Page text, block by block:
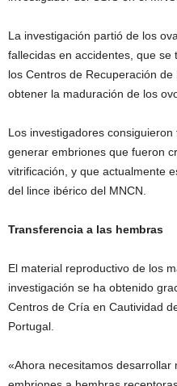
La investigación partió de los
fallecidas en accidentes, que
los Centros de Recuperación
obtener la maduración de los
Los investigadores
generar embriones que fueron
vitrificación, y que actualmente
del lince ibérico del MNCN.
Transferencia a las hembras
El material reproductivo de los
investigación se ha obtenido
Centros de Cría en Cautividad
Portugal.
«Ahora necesitamos